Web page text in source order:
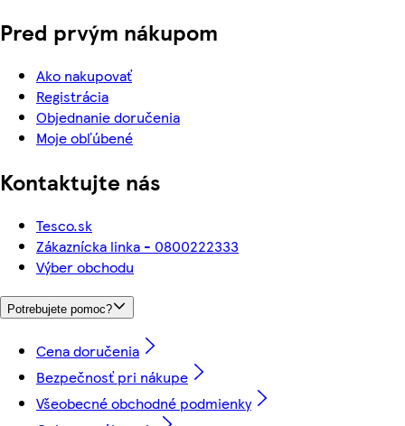
Pred prvým nákupom
Ako nakupovať
Registrácia
Objednanie doručenia
Moje obľúbené
Kontaktujte nás
Tesco.sk
Zákaznícka linka - 0800222333
Výber obchodu
Potrebujete pomoc?
Cena doručenia
Bezpečnosť pri nákupe
Všeobecné obchodné podmienky